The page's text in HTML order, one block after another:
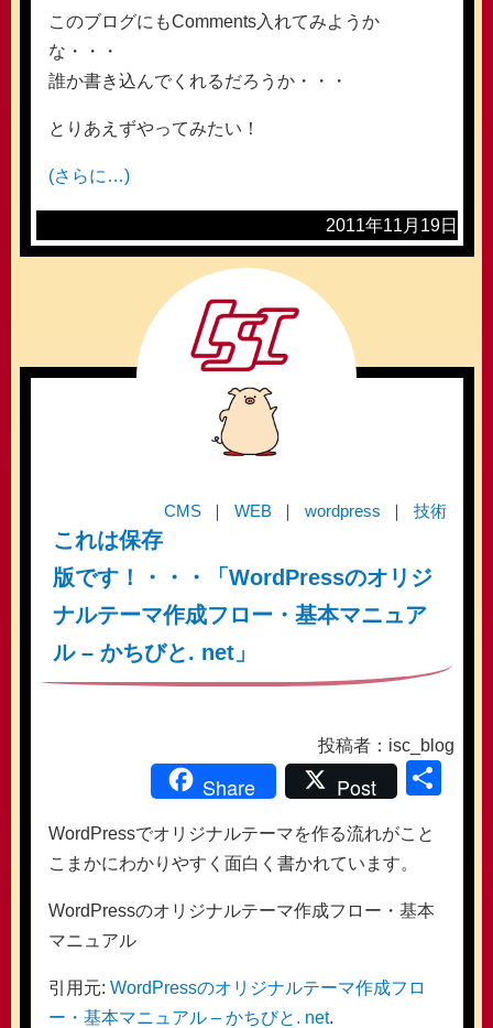
このブログにもComments入れてみようか
な・・・
誰か書き込んでくれるだろうか・・・
とりあえずやってみたい！
(さらに…)
2011年11月19日
CMS WEB wordpress 技術
これは保存
版です！・・・「WordPressのオリジ
ナルテーマ作成フロー・基本マニュア
ル – かちびと. net」
投稿者：isc_blog
Share Post
WordPressでオリジナルテーマを作る流れがこと
こまかにわかりやすく面白く書かれています。
WordPressのオリジナルテーマ作成フロー・基本
マニュアル
引用元: WordPressのオリジナルテーマ作成フロ
ー・基本マニュアル – かちびと. net.